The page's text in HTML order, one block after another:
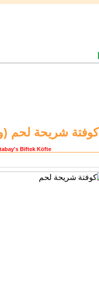
كوفتة شريحة لحم (
's Biftek Köfte